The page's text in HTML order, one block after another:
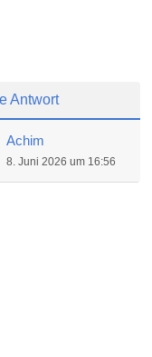
Antwort
Achim
8. Juni 2026 um 16:56